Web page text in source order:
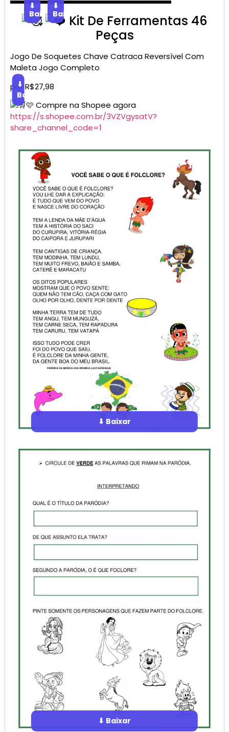
⬇
Baixar
⬇
BaixarKit De Ferramentas 46
Peças
Jogo De Soquetes Chave Catraca Reversível Com
Maleta Jogo Completo
por R$27,98
⬇
Baixar
🩷 Compre na Shopee agora
https://s.shopee.com.br/3VZVgysatV?
share_channel_code=1
⬇ Baixar
⬇ Baixar